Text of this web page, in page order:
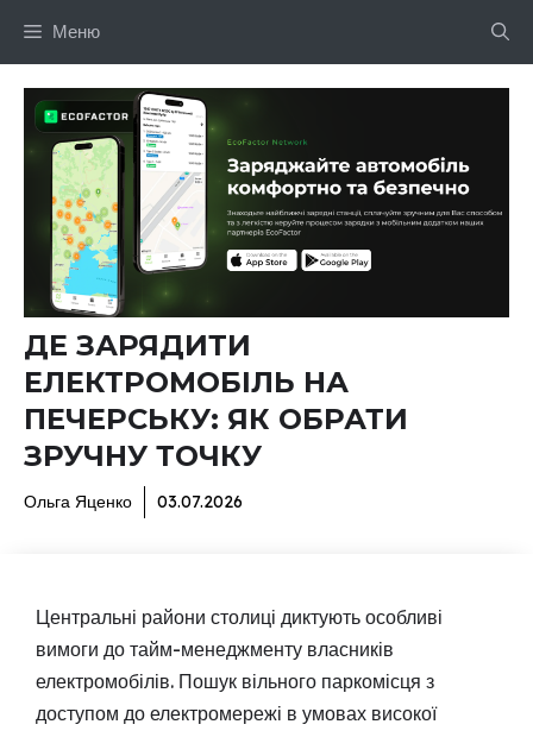
Меню
ДЕ ЗАРЯДИТИ
ЕЛЕКТРОМОБІЛЬ НА
ПЕЧЕРСЬКУ: ЯК ОБРАТИ
ЗРУЧНУ ТОЧКУ
Ольга Яценко 03.07.2026
Центральні райони столиці диктують особливі
вимоги до тайм-менеджменту власників
електромобілів. Пошук вільного паркомісця з
доступом до електромережі в умовах високої